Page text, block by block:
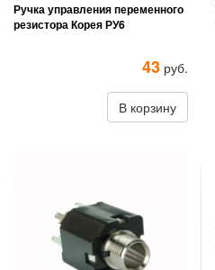
Ручка управления переменного
резистора Корея РУ6
43 руб.
В корзину